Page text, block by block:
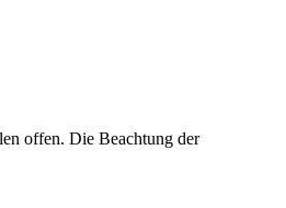
offen. Die Beachtung der